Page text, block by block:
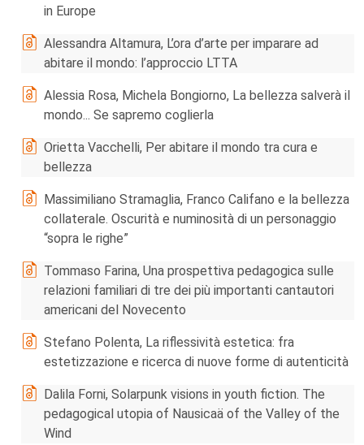
in Europe
Alessandra Altamura, L’ora d’arte per imparare ad
abitare il mondo: l’approccio LTTA
Alessia Rosa, Michela Bongiorno, La bellezza salverà il
mondo... Se sapremo coglierla
Orietta Vacchelli, Per abitare il mondo tra cura e
bellezza
Massimiliano Stramaglia, Franco Califano e la bellezza
collaterale. Oscurità e numinosità di un personaggio
“sopra le righe”
Tommaso Farina, Una prospettiva pedagogica sulle
relazioni familiari di tre dei più importanti cantautori
americani del Novecento
Stefano Polenta, La riflessività estetica: fra
estetizzazione e ricerca di nuove forme di autenticità
Dalila Forni, Solarpunk visions in youth fiction. The
pedagogical utopia of Nausicaä of the Valley of the
Wind